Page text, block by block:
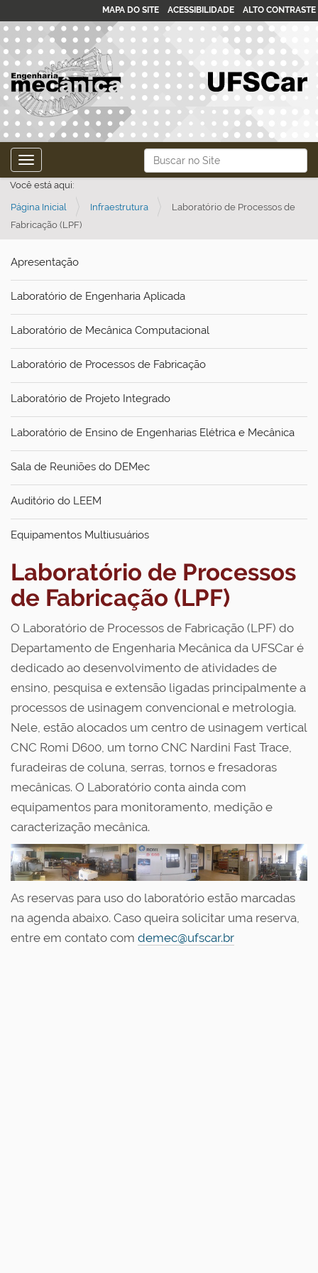
Busca
Busca Avançada…
MAPA DO SITE ACESSIBILIDADE ALTO CONTRASTE
Toggle navigation
Você está aqui:
Página Inicial Infraestrutura
Laboratório de Processos de
Fabricação (LPF)
Apresentação
Laboratório de Engenharia Aplicada
Laboratório de Mecânica Computacional
Laboratório de Processos de Fabricação
Laboratório de Projeto Integrado
Laboratório de Ensino de Engenharias Elétrica e Mecânica
Sala de Reuniões do DEMec
Auditório do LEEM
Equipamentos Multiusuários
Laboratório de Processos
de Fabricação (LPF)
O Laboratório de Processos de Fabricação (LPF) do
Departamento de Engenharia Mecânica da UFSCar é
dedicado ao desenvolvimento de atividades de
ensino, pesquisa e extensão ligadas principalmente a
processos de usinagem convencional e metrologia.
Nele, estão alocados um centro de usinagem vertical
CNC Romi D600, um torno CNC Nardini Fast Trace,
furadeiras de coluna, serras, tornos e fresadoras
mecânicas. O Laboratório conta ainda com
equipamentos para monitoramento, medição e
caracterização mecânica.
As reservas para uso do laboratório estão marcadas
na agenda abaixo. Caso queira solicitar uma reserva,
entre em contato com demec@ufscar.br